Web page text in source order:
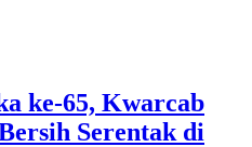
ke-65, Kwarcab
Serentak di